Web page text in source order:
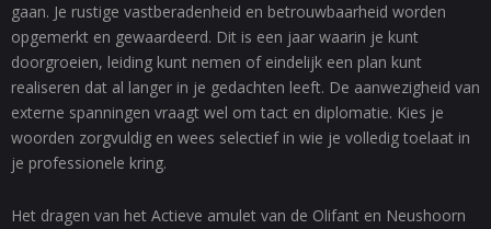
gaan. Je rustige vastberadenheid en betrouwbaarheid worden
opgemerkt en gewaardeerd. Dit is een jaar waarin je kunt
doorgroeien, leiding kunt nemen of eindelijk een plan kunt
realiseren dat al langer in je gedachten leeft. De aanwezigheid van
externe spanningen vraagt wel om tact en diplomatie. Kies je
woorden zorgvuldig en wees selectief in wie je volledig toelaat in
je professionele kring.
Het dragen van het Actieve amulet van de Olifant en Neushoorn